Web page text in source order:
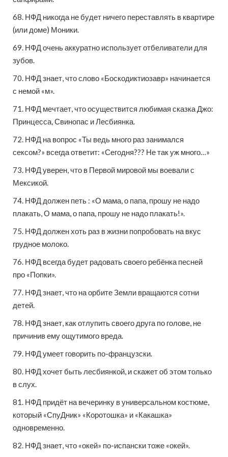
68. НФД никогда не будет ничего переставлять в квартире
(или доме) Моники.
69. НФД очень аккуратно использует отбеливатели для
зубов.
70. НФД знает, что слово «Боскодиктиозавр» начинается
с немой «м».
71. НФД мечтает, что осуществится любимая сказка Джо:
Принцесса, Свинопас и Лесбиянка.
72. НФД на вопрос «Ты ведь много раз занимался
сексом?» всегда ответит: «Сегодня??? Не так уж много…»
73. НФД уверен, что в Первой мировой мы воевали с
Мексикой.
74. НФД должен петь : «О мама, о папа, прошу не надо
плакать, О мама, о папа, прошу не надо плакать!».
75. НФД должен хоть раз в жизни попробовать на вкус
грудное молоко.
76. НФД всегда будет радовать своего ребёнка песней
про «Попки».
77. НФД знает, что на орбите Земли вращаются сотни
детей.
78. НФД знает, как отлупить своего друга по голове, не
причинив ему ощутимого вреда.
79. НФД умеет говорить по-французски.
80. НФД хочет быть лесбиянкой, и скажет об этом только
в слух.
81. НФД придёт на вечеринку в универсальном костюме,
который «СпуДник» «Коротошка» и «Какашка»
одновременно.
82. НФД знает, что «окей» по-испански тоже «окей».